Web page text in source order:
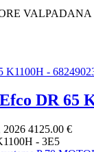
VALPADANA
DR 65
2026 4125.00 €
- 3E5